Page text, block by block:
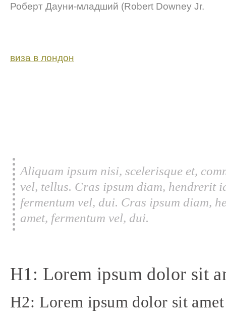
Роберт Дауни-младший (Robert Downey Jr.
виза в лондон
Aliquam ipsum nisi, scelerisque et,
vel, tellus. Cras ipsum diam, hendrerit
fermentum vel, dui. Cras ipsum diam,
amet, fermentum vel, dui.
H1: Lorem ipsum dolor sit
H2: Lorem ipsum dolor sit amet